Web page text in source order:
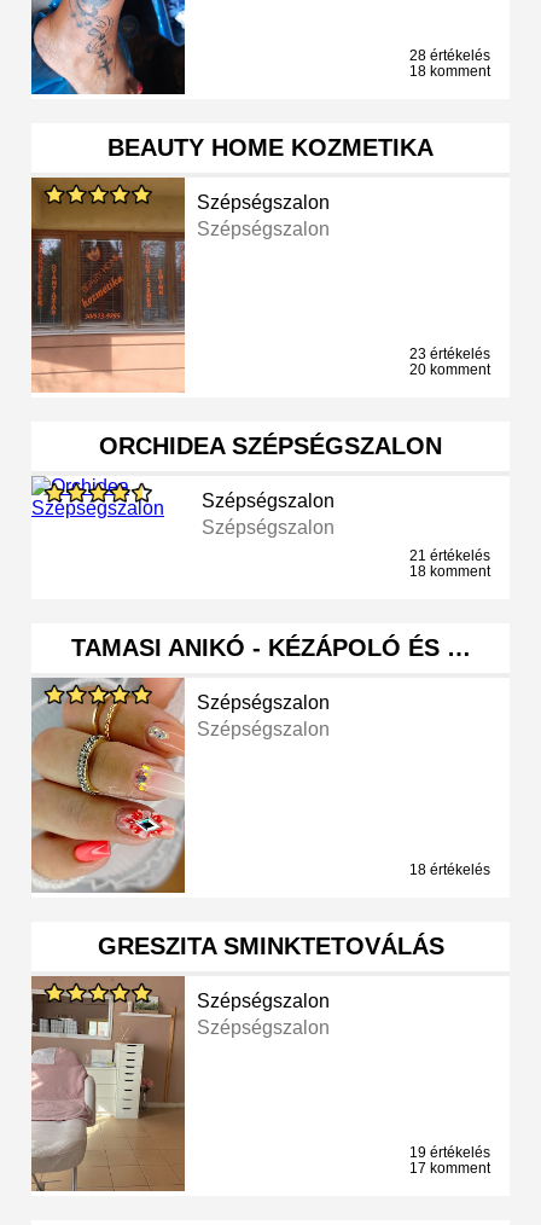
28 értékelés
18 komment
BEAUTY HOME KOZMETIKA
Szépségszalon
Szépségszalon
23 értékelés
20 komment
ORCHIDEA SZÉPSÉGSZALON
Szépségszalon
Szépségszalon
21 értékelés
18 komment
TAMASI ANIKÓ - KÉZÁPOLÓ ÉS …
Szépségszalon
Szépségszalon
18 értékelés
GRESZITA SMINKTETOVÁLÁS
Szépségszalon
Szépségszalon
19 értékelés
17 komment